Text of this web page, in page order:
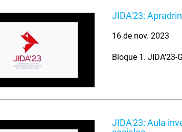
JIDA'23:
16 de nov. 2023
Bloque 1.
JIDA'23: Aula